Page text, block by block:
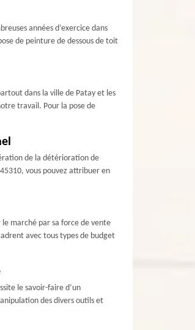
années d’exercice dans
de peinture de dessous de toit
dans la ville de Patay et les
travail. Pour la pose de
de la détérioration de
vous pouvez attribuer en
le marché par sa force de vente
avec tous types de budget
le savoir-faire d’un
des divers outils et